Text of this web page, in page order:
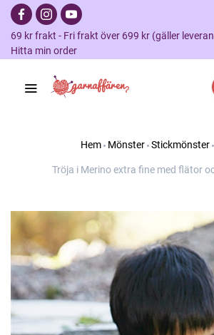
69 kr frakt - Fri frakt över 699 kr (gäller
Hitta min order
Hem Mönster Stickmönster
Tröja i Merino extra fine med flätor